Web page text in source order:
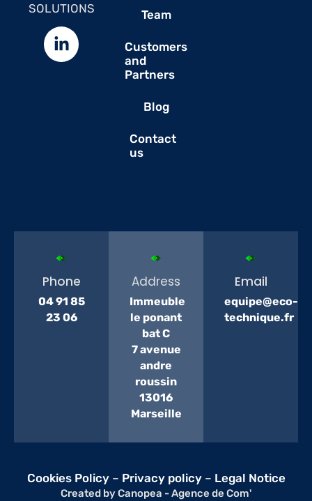
SOLUTIONS
Team
Customers
and
Partners
Blog
Contact
us
Phone
04 91 85
23 06
Address
Immeuble
le ponant
bat C
7 avenue
andre
roussin
13016
Marseille
Email
equipe@eco-
technique.fr
Cookies Policy– Privacy policy– Legal Notice
Created by Canopea - Agence de Com'